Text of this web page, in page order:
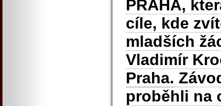
PRAHA,
cíle, kde
mladších
Vladimír
Praha.
proběhli na